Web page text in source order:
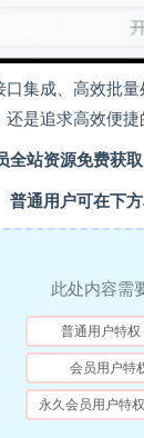
集成、高效批
是追求高效便捷
全站资源免费获
普通用户可在下
此处内容需
普通用户特权
会员用户特
永久会员用户特权